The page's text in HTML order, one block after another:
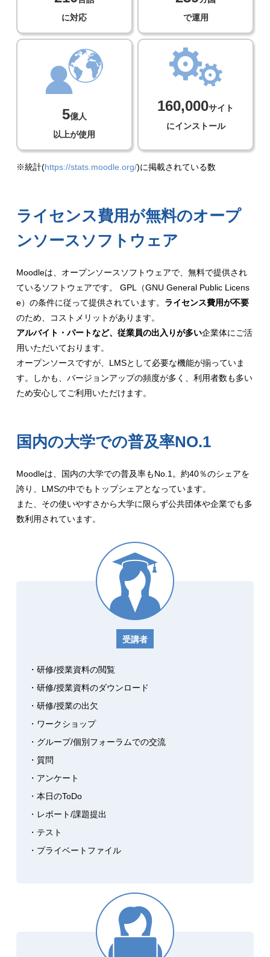
に対応
で運用
5億人
以上が使用
160,000サイト
にインストール
※統計(https://stats.moodle.org/)に掲載されている数
ライセンス費用が無料のオープ
ンソースソフトウェア
Moodleは、オープンソースソフトウェアで、無料で提供され
ているソフトウェアです。 GPL（GNU General Public Licens
e）の条件に従って提供されています。 ライセンス費用が不要
のため、コストメリットがあります。
アルバイト・パートなど、従業員の出入りが多い企業体にご活
用いただいております。
オープンソースですが、LMSとして必要な機能が揃っていま
す。しかも、バージョンアップの頻度が多く、利用者数も多い
ため安心してご利用いただけます。
国内の大学での普及率NO.1
Moodleは、国内の大学での普及率もNo.1。約40％のシェアを
誇り、LMSの中でもトップシェアとなっています。
また、その使いやすさから大学に限らず公共団体や企業でも多
数利用されています。
受講者
・研修/授業資料の閲覧
・研修/授業資料のダウンロード
・研修/授業の出欠
・ワークショップ
・グループ/個別フォーラムでの交流
・質問
・アンケート
・本日のToDo
・レポート/課題提出
・テスト
・プライベートファイル